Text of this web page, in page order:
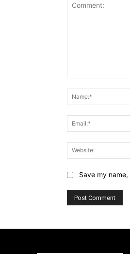
Save my